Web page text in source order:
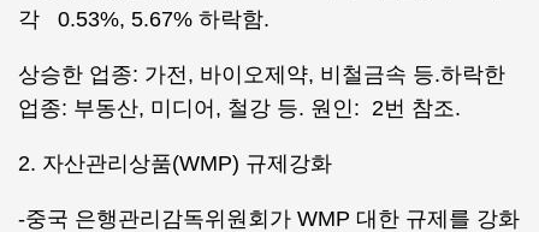
각 0.53%, 5.67% 하락함.
상승한 업종: 가전, 바이오제약, 비철금속 등.하락한
업종: 부동산, 미디어, 철강 등. 원인: 2번 참조.
2. 자산관리상품(WMP) 규제강화
-중국 은행관리감독위원회가 WMP 대한 규제를 강화